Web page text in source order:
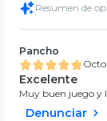
Resumen de
Pancho
Excelente
Muy buen juego y
Denunciar